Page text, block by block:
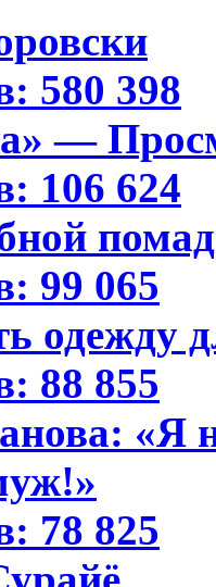
580 398
—
106 624
99 065
одежду
88 855
«Я
78 825